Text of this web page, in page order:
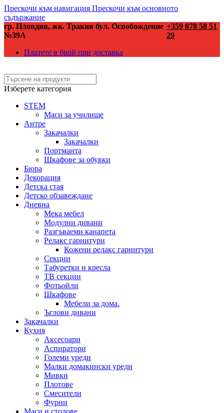
Прескочи към навигация Прескочи към основното
съдържание
гр. Пловдив, жк. Тракия бул. Освобождение
№39А
+359 878 58 51
29
Платете в брой при доставка
Изберете категория
STEM
Маси за училище
Антре
Закачалки
Закачалки
Портманта
Шкафове за обувки
Бюра
Декорация
Детска стая
Детско обзавеждане
Дневна
Мека мебел
Модулни дивани
Разгъваеми канапета
Релакс гарнитури
Кожени релакс гарнитури
Секции
Табуретки и кресла
ТВ секции
Фотьойли
Шкафове
Мебели за дома.
Ъглови дивани
Закачалки
Кухня
Аксесоари
Аспиратори
Големи уреди
Малки домакински уреди
Мивки
Плотове
Смесители
Фурни
Маси и столове